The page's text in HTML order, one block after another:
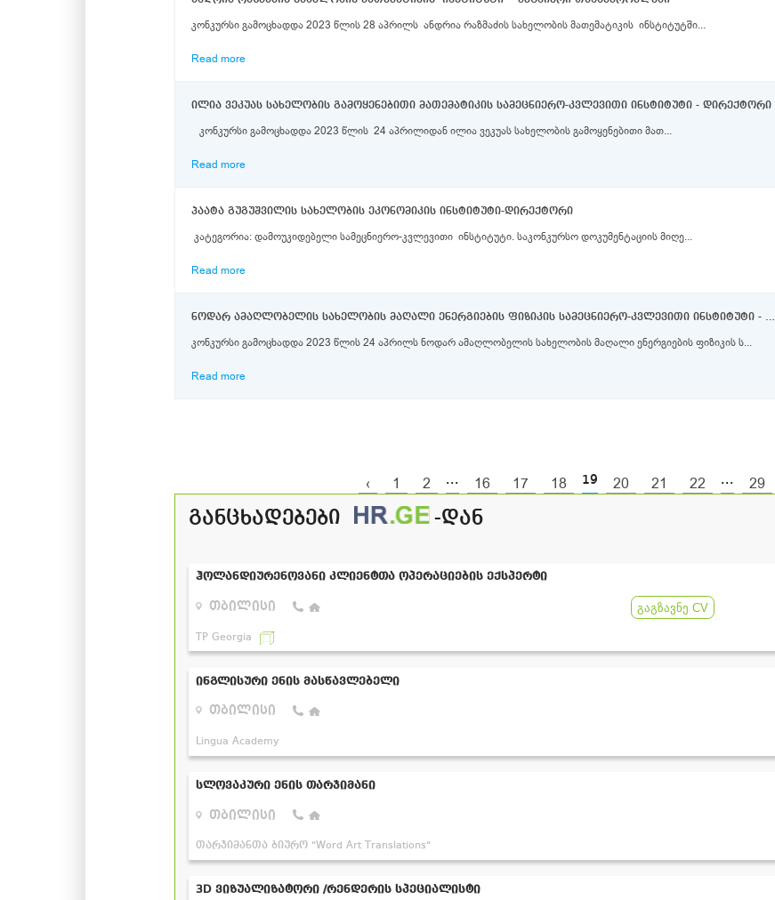
კონკურსი გამოცხადდა 2023 წლის 28 აპრილს ანდრია რაზმაძის სახელობის მათემატიკის ინსტიტუტში...
Read more
ილია ვეკუას სახელობის გამოყენებითი მათემატიკის სამეცნიერო-კვლევითი ინსტიტუტი - დირექტორი
კონკურსი გამოცხადდა 2023 წლის 24 აპრილიდან ილია ვეკუას სახელობის გამოყენებითი მათ...
Read more
პაატა გუგუშვილის სახელობის ეკონომიკის ინსტიტუტი-დირექტორი
კატეგორია: დამოუკიდებელი სამეცნიერო-კვლევითი ინსტიტუტი. საკონკურსო დოკუმენტაციის მიღე...
Read more
ნოდარ ამაღლობელის სახელობის მაღალი ენერგიების ფიზიკის სამეცნიერო-კვლევითი ინსტიტუტი - დირექტორი
კონკურსი გამოცხადდა 2023 წლის 24 აპრილს ნოდარ ამაღლობელის სახელობის მაღალი ენერგიების ფიზიკის ს...
Read more
‹ 1 2 ... 16 17 18 19 20 21 22 ... 29